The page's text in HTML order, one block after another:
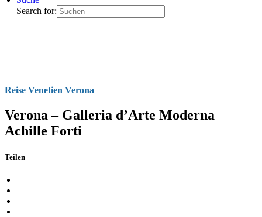
Search for:
Reise Venetien Verona
Verona – Galleria d’Arte Moderna
Achille Forti
Teilen